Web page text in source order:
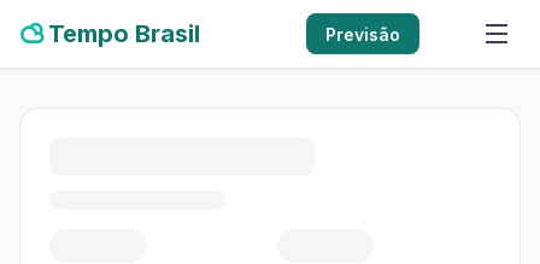
Tempo Brasil Previsão